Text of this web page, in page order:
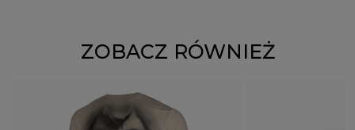
ZOBACZ RÓWNIEŻ